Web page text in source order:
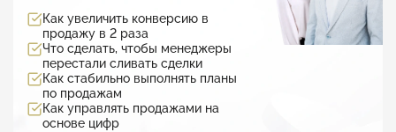
Как увеличить конверсию в
продажу в 2 раза
Что сделать, чтобы менеджеры
перестали сливать сделки
Как стабильно выполнять планы
по продажам
Как управлять продажами на
основе цифр